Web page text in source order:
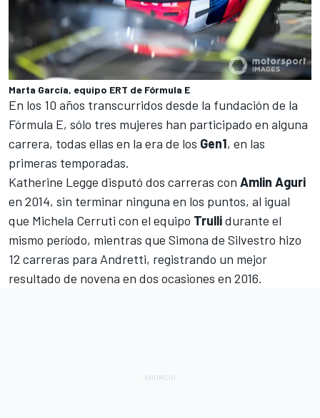
Marta García, equipo ERT de Fórmula E
En los 10 años transcurridos desde la fundación de la
Fórmula E, sólo tres mujeres han participado en alguna
carrera, todas ellas en la era de los Gen1, en las
primeras temporadas.
Katherine Legge disputó dos carreras con Amlin Aguri
en 2014, sin terminar ninguna en los puntos, al igual
que Michela Cerruti con el equipo Trullidurante el
mismo período, mientras que Simona de Silvestro hizo
12 carreras para Andretti, registrando un mejor
resultado de novena en dos ocasiones en 2016.